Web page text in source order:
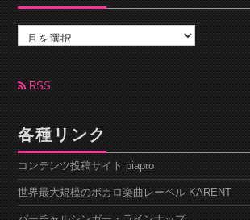
カ
ブ RSS
各種リンク
コンテンツ投稿サイト piapro
世界最大規模のボカロ楽曲レーベル KARENT